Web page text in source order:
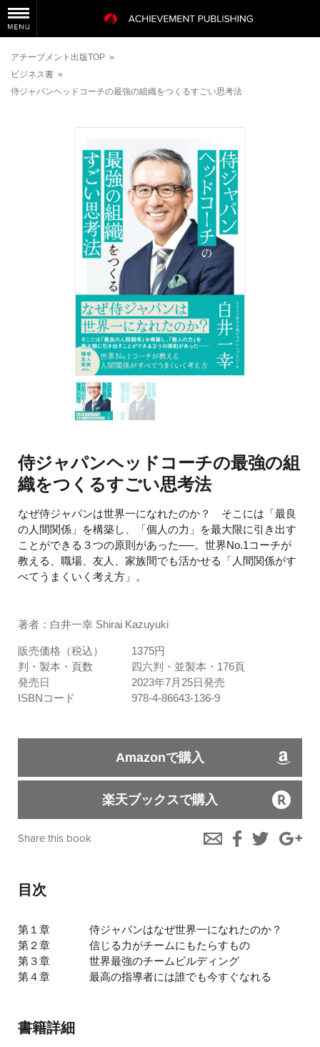
アチーブメント出版TOP »
ビジネス書 »
侍ジャパンヘッドコーチの最強の組織をつくるすごい思考法
侍ジャパンヘッドコーチの最強の組
織をつくるすごい思考法
なぜ侍ジャパンは世界一になれたのか？ そこには「最良
の人間関係」を構築し、「個人の力」を最大限に引き出す
ことができる３つの原則があった──。世界No.1コーチが
教える、職場、友人、家族間でも活かせる「人間関係がす
べてうまくいく考え方」。
著者：白井一幸 Shirai Kazuyuki
販売価格（税込）
1375円
判・製本・頁数
四六判・並製本・176頁
発売日
2023年7月25日発売
ISBNコード
978-4-86643-136-9
Amazonで購入
楽天ブックスで購入
Share this book
目次
第１章
侍ジャパンはなぜ世界一になれたのか？
第２章
信じる力がチームにもたらすもの
第３章
世界最強のチームビルディング
第４章
最高の指導者には誰でも今すぐなれる
書籍詳細